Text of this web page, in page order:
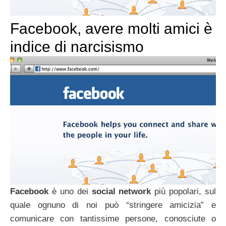
Facebook, avere molti amici è
indice di narcisismo
Facebook è uno dei social network più popolari, sul
quale ognuno di noi può “stringere amicizia” e
comunicare con tantissime persone, conosciute o